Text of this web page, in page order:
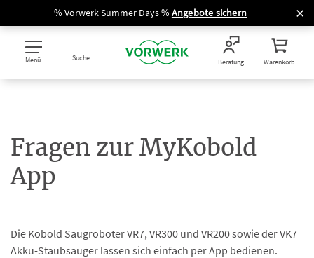
% Vorwerk Summer Days % Angebote sichern
Menü Suche Beratung Warenkorb
Fragen zur MyKobold
App
Die Kobold Saugroboter VR7, VR300 und VR200 sowie der VK7
Akku-Staubsauger lassen sich einfach per App bedienen.